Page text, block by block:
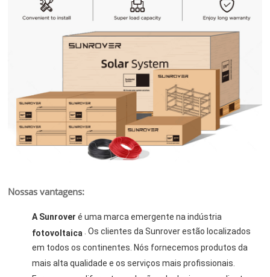
Nossas vantagens:
A Sunroveré uma marca emergente na indústria
fotovoltaica . Os clientes da Sunrover estão localizados
em todos os continentes. Nós fornecemos produtos da
mais alta qualidade e os serviços mais profissionais.